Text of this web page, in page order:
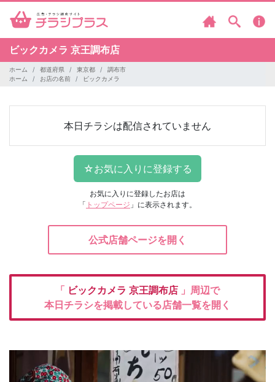
ビックカメラ 京王調布店
ホーム 都道府県 東京都
調布市
ホーム
お店の名前 ビックカメラ
本日チラシは配信されていません
お気に入りに登録したお店は
「 トップページ 」に表示されます。
公式店舗ページを開く
「 ビックカメラ 京王調布店 」周辺で
本日チラシを掲載している店舗一覧を開く